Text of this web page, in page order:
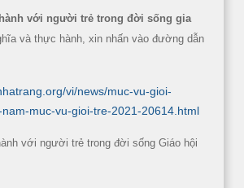
với người trẻ trong đời sống gia
và thực hành, xin nhấn vào đường dẫn
vi/news/muc-vu-gioi-
muc-vu-gioi-tre-2021-20614.html
với người trẻ trong đời sống Giáo hội